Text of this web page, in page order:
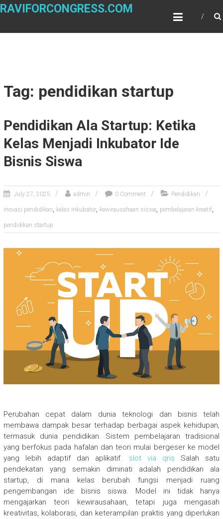
Skip
RAVIFORCONGRESS.COM
Tag: pendidikan startup
Pendidikan Ala Startup: Ketika
Kelas Menjadi Inkubator Ide
Bisnis Siswa
July 27, 2025 admin 0 Comment Pendidikan
inovasi pendidikan, kelas inkubator, kewirausahaan siswa, pembelajaran kreatif,
pendidikan startup
Perubahan cepat dalam dunia teknologi dan bisnis telah
membawa dampak besar terhadap berbagai aspek kehidupan,
termasuk dunia pendidikan. Sistem pembelajaran tradisional
yang berfokus pada hafalan dan teori mulai bergeser ke model
yang lebih adaptif dan aplikatif. slot via qris Salah satu
pendekatan yang semakin diminati adalah pendidikan ala
startup, di mana kelas berubah fungsi menjadi ruang
pengembangan ide bisnis siswa. Model ini tidak hanya
mengajarkan teori kewirausahaan, tetapi juga mengasah
kreativitas, kolaborasi, dan keterampilan praktis yang diperlukan